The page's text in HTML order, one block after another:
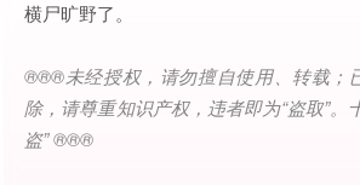
横尸旷野了。
®®®未经授权，请勿擅自使用、转载；
除，请尊重知识产权，违者即为“盗取”。
盗” ®®®